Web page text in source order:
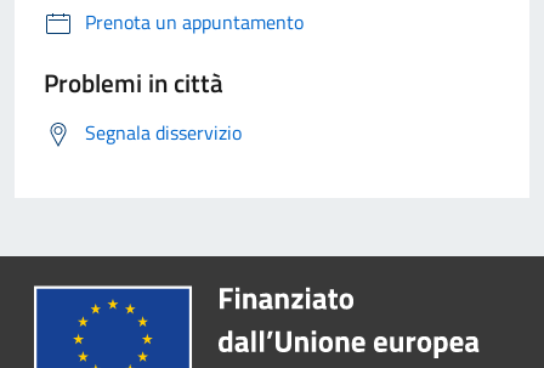
Prenota un appuntamento
Problemi in città
Segnala disservizio